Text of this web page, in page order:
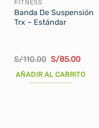
FITNESS
Banda De Suspensión
Trx – Estándar
S/110.00 El
precio
original
era:
S/85.00El
actual
AÑADIR AL CARRITO